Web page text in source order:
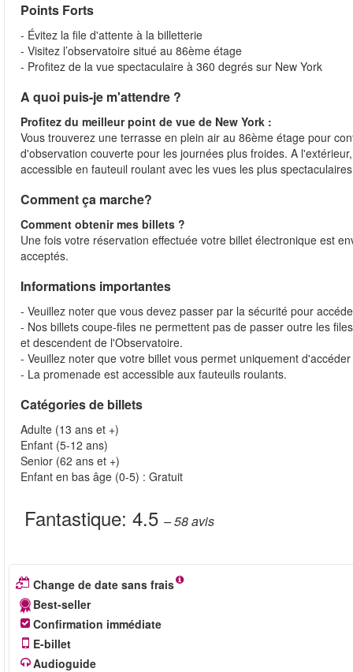
Points Forts
- Évitez la file d'attente à la billetterie
- Visitez l’observatoire situé au 86ème étage
- Profitez de la vue spectaculaire à 360 degrés sur New York
A quoi puis-je m'attendre ?
Profitez du meilleur point de vue de New York :
Vous trouverez une terrasse en plein air au 86ème étage pour
d'observation couverte pour les journées plus froides. A
accessible en fauteuil roulant avec les vues les plus
Comment ça marche?
Comment obtenir mes billets ?
Une fois votre réservation effectuée votre billet électronique est
acceptés.
Informations importantes
- Veuillez noter que vous devez passer par la sécurité pour
- Nos billets coupe-files ne permettent pas de passer outre les
et descendent de l'Observatoire.
- Veuillez noter que votre billet vous permet uniquement
- La promenade est accessible aux fauteuils roulants.
Catégories de billets
Adulte (13 ans et +)
Enfant (5-12 ans)
Senior (62 ans et +)
Enfant en bas âge (0-5) : Gratuit
Fantastique: 4.5 – 58avis
Change de date sans frais
Best-seller
Confirmation immédiate
E-billet
Audioguide